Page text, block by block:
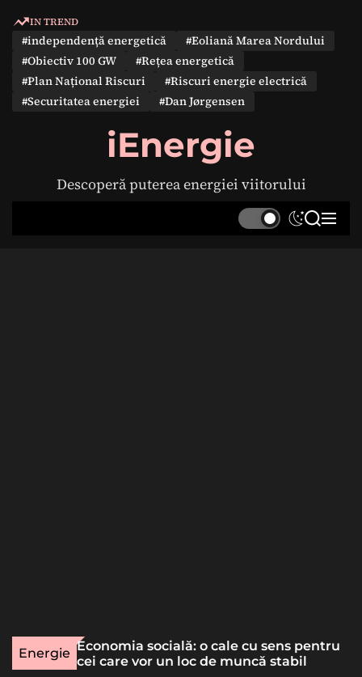
IN TREND
#independență energetică
#Eoliană Marea Nordului
#Obiectiv 100 GW
#Rețea energetică
#Plan Național Riscuri
#Riscuri energie electrică
#Securitatea energiei
#Dan Jørgensen
iEnergie
Descoperă puterea energiei viitorului
S
S M
Energie
rară
Economia socială: o cale cu sens pentru
cei care vor un loc de muncă stabil